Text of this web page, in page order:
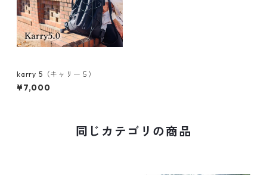
karry 5（キャリー５）
¥7,000
同じカテゴリの商品